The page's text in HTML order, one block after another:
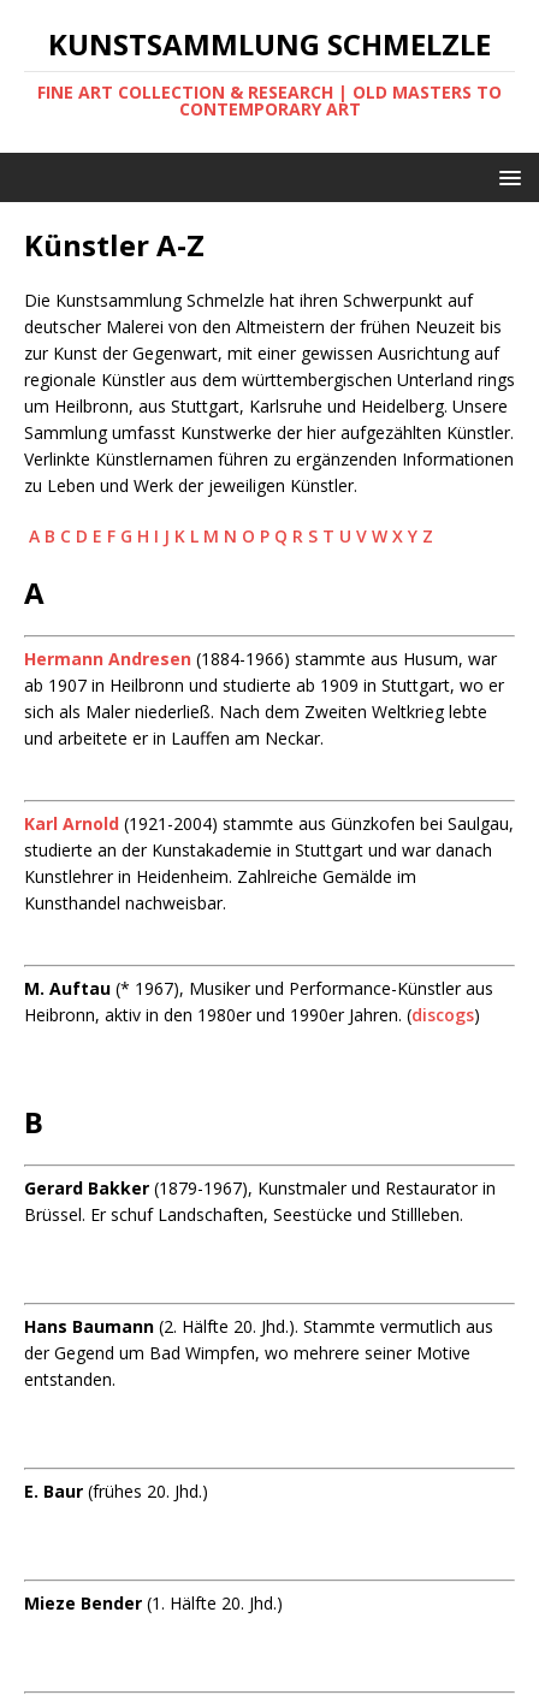
KUNSTSAMMLUNG SCHMELZLE
FINE ART COLLECTION & RESEARCH | OLD MASTERS TO
CONTEMPORARY ART
Künstler A-Z
Die Kunstsammlung Schmelzle hat ihren Schwerpunkt auf
deutscher Malerei von den Altmeistern der frühen Neuzeit bis
zur Kunst der Gegenwart, mit einer gewissen Ausrichtung auf
regionale Künstler aus dem württembergischen Unterland rings
um Heilbronn, aus Stuttgart, Karlsruhe und Heidelberg. Unsere
Sammlung umfasst Kunstwerke der hier aufgezählten Künstler.
Verlinkte Künstlernamen führen zu ergänzenden Informationen
zu Leben und Werk der jeweiligen Künstler.
A B C D E F G H I J K L M N O P Q R S T U V W X Y Z
A
Hermann Andresen (1884-1966) stammte aus Husum, war
ab 1907 in Heilbronn und studierte ab 1909 in Stuttgart, wo er
sich als Maler niederließ. Nach dem Zweiten Weltkrieg lebte
und arbeitete er in Lauffen am Neckar.
Karl Arnold (1921-2004) stammte aus Günzkofen bei Saulgau,
studierte an der Kunstakademie in Stuttgart und war danach
Kunstlehrer in Heidenheim. Zahlreiche Gemälde im
Kunsthandel nachweisbar.
M. Auftau (* 1967), Musiker und Performance-Künstler aus
Heibronn, aktiv in den 1980er und 1990er Jahren. (discogs)
B
Gerard Bakker (1879-1967), Kunstmaler und Restaurator in
Brüssel. Er schuf Landschaften, Seestücke und Stillleben.
Hans Baumann (2. Hälfte 20. Jhd.). Stammte vermutlich aus
der Gegend um Bad Wimpfen, wo mehrere seiner Motive
entstanden.
E. Baur (frühes 20. Jhd.)
Mieze Bender (1. Hälfte 20. Jhd.)